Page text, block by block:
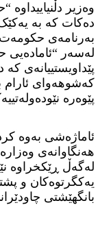
وەزیر
دەکات کە بە
بەرنامەی
لەسەر
پێداویستییانەی
کەشوهەوای ئارام
پێوەرە
ئاماژەشی بەوە
هەنگاوانەی
لەگەڵ ڕێکخراوە
یەکگرتوەکان و
بانگهێشتی